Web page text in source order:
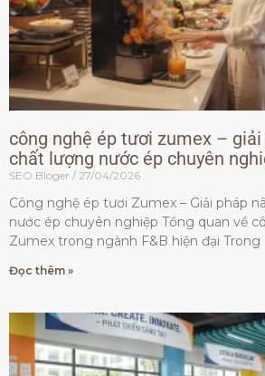
công nghệ ép tươi zumex –
chất lượng nước ép chuyên
SEO Bloger 27/04/2026
Công nghệ ép tươi Zumex – Giải pháp
nước ép chuyên nghiệp Tổng quan về
Zumex trong ngành F&B hiện đại Trong
Đọc thêm »